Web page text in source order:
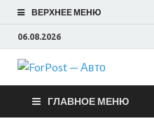
ВЕРХНЕЕ МЕНЮ
06.08.2026
ГЛАВНОЕ МЕНЮ